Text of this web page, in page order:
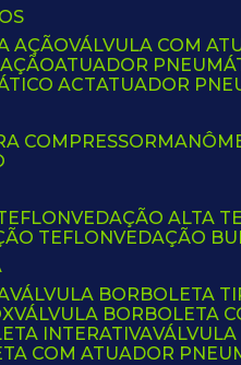
AÇÃO VÁLVULA COM
ATUADOR
ACT
ATUADOR
COMPRESSOR
VEDAÇÃO ALTA
TEFLON VEDAÇÃO
VÁLVULA BORBOLETA
VÁLVULA BORBOLETA
INTERATIVA
COM ATUADOR